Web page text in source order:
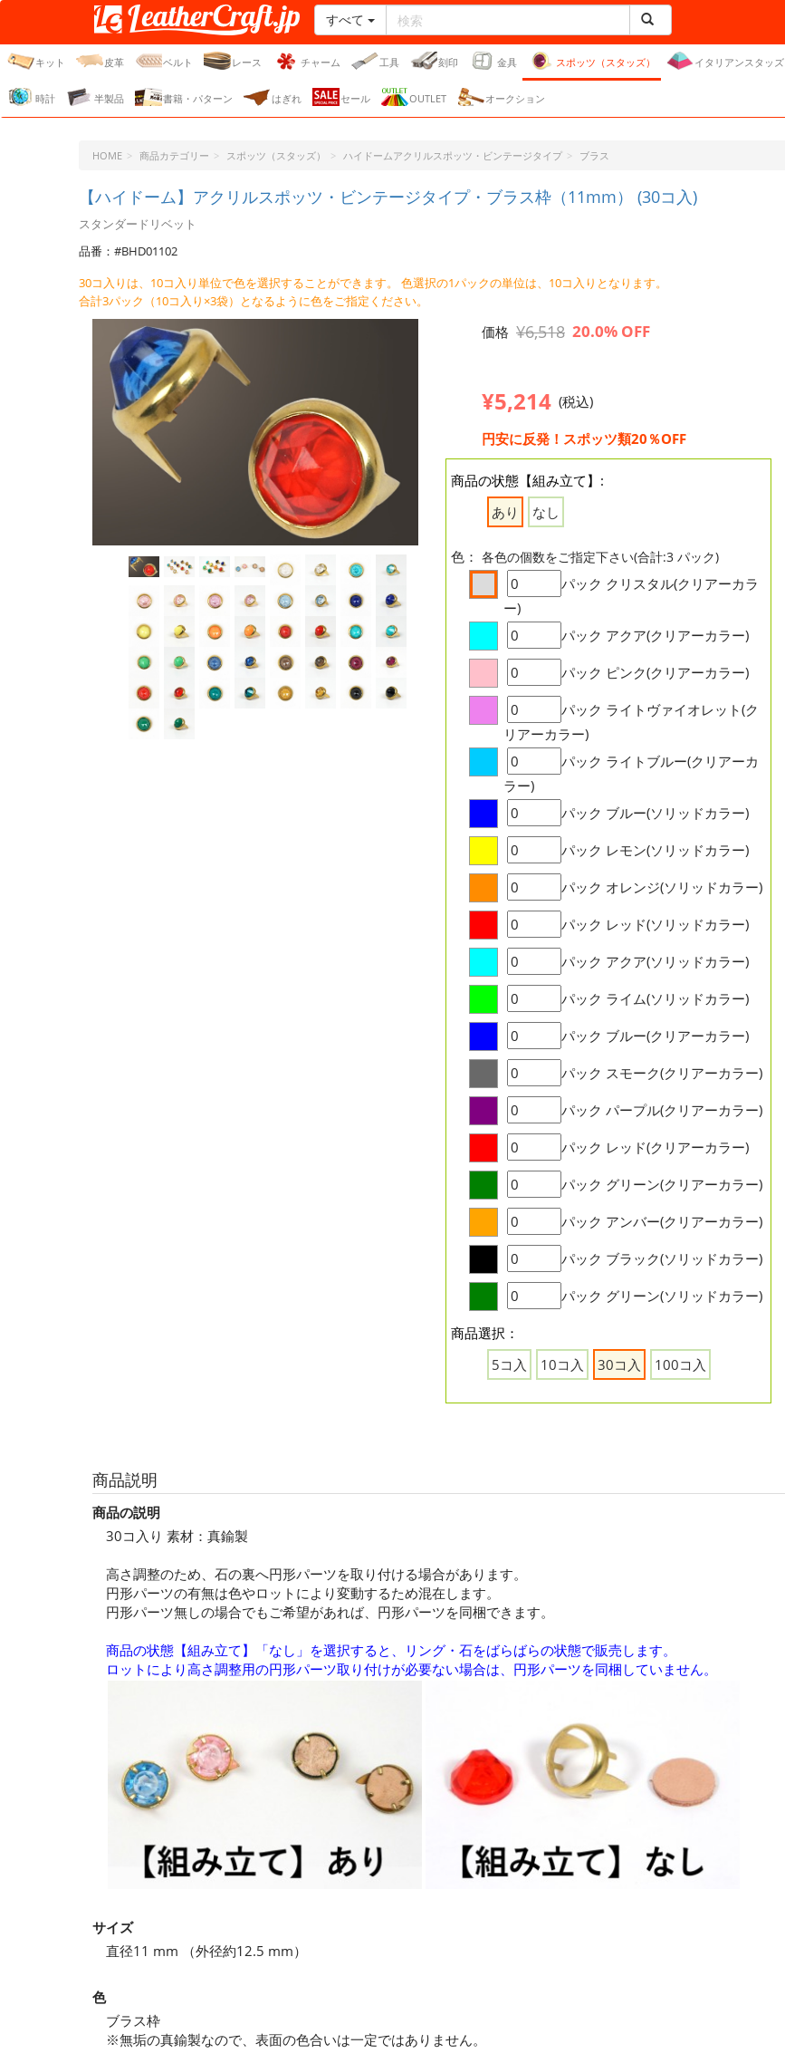
レザークラフト・ドット・
ジェーピー
すべて
キット 皮革 ベルト レース チャーム 工具 刻印 金具 スポッツ（スタッズ） イタリアンスタッズ
時計 半製品 書籍・パターン はぎれ セール OUTLET オークション
HOME 商品カテゴリー スポッツ（スタッズ） ハイドームアクリルスポッツ・ビンテージタイプ ブラス
【ハイドーム】アクリルスポッツ・ビンテージタイプ・ブラス枠（11mm） (30コ入)
スタンダードリベット
品番：#BHD01102
30コ入りは、10コ入り単位で色を選択することができます。 色選択の1パックの単位は、10コ入りとなります。
合計3パック（10コ入り×3袋）となるように色をご指定ください。
価格 ¥6,518 20.0% OFF
¥5,214 (税込)
円安に反発！スポッツ類20％OFF
商品の状態【組み立て】:
あり
なし
色： 各色の個数をご指定下さい(合計:3 パック)
パック クリスタル(クリアーカラ
ー)
パック アクア(クリアーカラー)
パック ピンク(クリアーカラー)
パック ライトヴァイオレット(ク
リアーカラー)
パック ライトブルー(クリアーカ
ラー)
パック ブルー(ソリッドカラー)
パック レモン(ソリッドカラー)
パック オレンジ(ソリッドカラー)
パック レッド(ソリッドカラー)
パック アクア(ソリッドカラー)
パック ライム(ソリッドカラー)
パック ブルー(クリアーカラー)
パック スモーク(クリアーカラー)
パック パープル(クリアーカラー)
パック レッド(クリアーカラー)
パック グリーン(クリアーカラー)
パック アンバー(クリアーカラー)
パック ブラック(ソリッドカラー)
パック グリーン(ソリッドカラー)
商品選択：
5コ入
10コ入 30コ入 100コ入
商品説明
商品の説明
30コ入り 素材：真鍮製
高さ調整のため、石の裏へ円形パーツを取り付ける場合があります。
円形パーツの有無は色やロットにより変動するため混在します。
円形パーツ無しの場合でもご希望があれば、円形パーツを同梱できます。
商品の状態【組み立て】「なし」を選択すると、リング・石をばらばらの状態で販売します。
ロットにより高さ調整用の円形パーツ取り付けが必要ない場合は、円形パーツを同梱していません。
サイズ
直径11 mm （外径約12.5 mm）
色
ブラス枠
※無垢の真鍮製なので、表面の色合いは一定ではありません。